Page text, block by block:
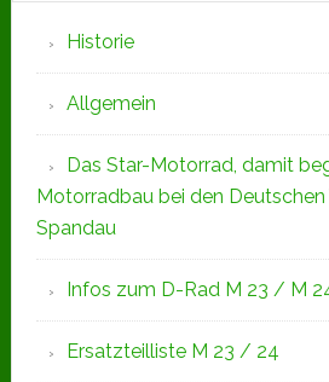
Seitenspalte
Historie
Allgemein
Das Star-Motorrad, damit
Motorradbau bei den Deutschen
Spandau
Infos zum D-Rad M 23 / M
Ersatzteilliste M 23 / 24